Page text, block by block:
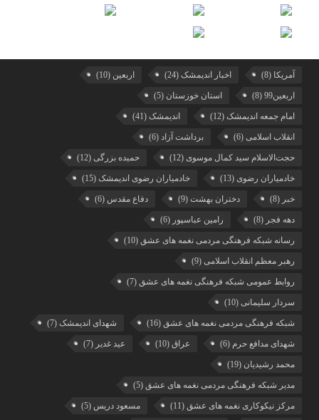
آمریکا (8) اخبار اندیمشک (24) اربعین (10)
اربعین99 (8) استان خوزستان (5)
امام جمعه اندیمشک (12) اندیمشک (41)
انقلاب اسلامی (6) برداشت آزاد (6)
حجت‌الاسلام سید کمال موسوی (12) حمیده بزرگی (12)
خادمیاران رضوی (13) خادمیاران رضوی اندیمشک (15)
خبر (8) دختران بهشت (9) دفاع مقدس (6)
دهه فجر (8) رامین عباسپور (6)
رسانه شبکه فرهنگی مردمی نغمه های عشق (10)
رهبر معظم انقلاب اسلامی (9)
روابط عمومی شبکه فرهنگی نغمه های عشق (7)
سردار سلیمانی (10)
شبکه فرهنگی مردمی نغمه های عشق (16) شهدای اندیمشک (7)
شهدای مدافع حرم (6) عراق (10) عید غدیر (7)
محمد رشیدیان (19)
مدیر شبکه فرهنگی مردمی نغمه های عشق (5)
مرکز نیکوکاری نغمه های عشق (11) مسعود دریس (5)